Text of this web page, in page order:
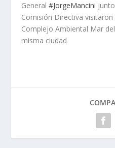
General#JorgeMancini
Comisión Directiva
Complejo Ambiental Mar
misma ciudad